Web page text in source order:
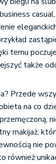
temu
także
Przede
na co
makijaż,
nie
również